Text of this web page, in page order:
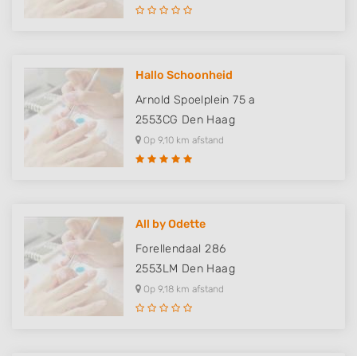
Hallo Schoonheid
Arnold Spoelplein 75 a
2553CG Den Haag
Op 9,10 km afstand
All by Odette
Forellendaal 286
2553LM Den Haag
Op 9,18 km afstand